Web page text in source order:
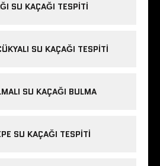
SU KAÇAĞI TESPITI
SU KAÇAĞI TESPITI
SU KAÇAĞI BULMA
SU KAÇAĞI TESPITI